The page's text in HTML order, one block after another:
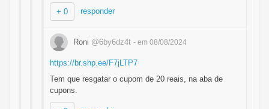
+ 0 responder
Roni @6by6dz4t - em 08/08/2024
https://br.shp.ee/F7jLTP7
Tem que resgatar o cupom de 20 reais, na aba de
cupons.